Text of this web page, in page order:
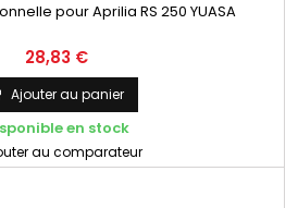
pour Aprilia RS 250 YUASA
28,83 €
Ajouter au panier
en stock
au comparateur